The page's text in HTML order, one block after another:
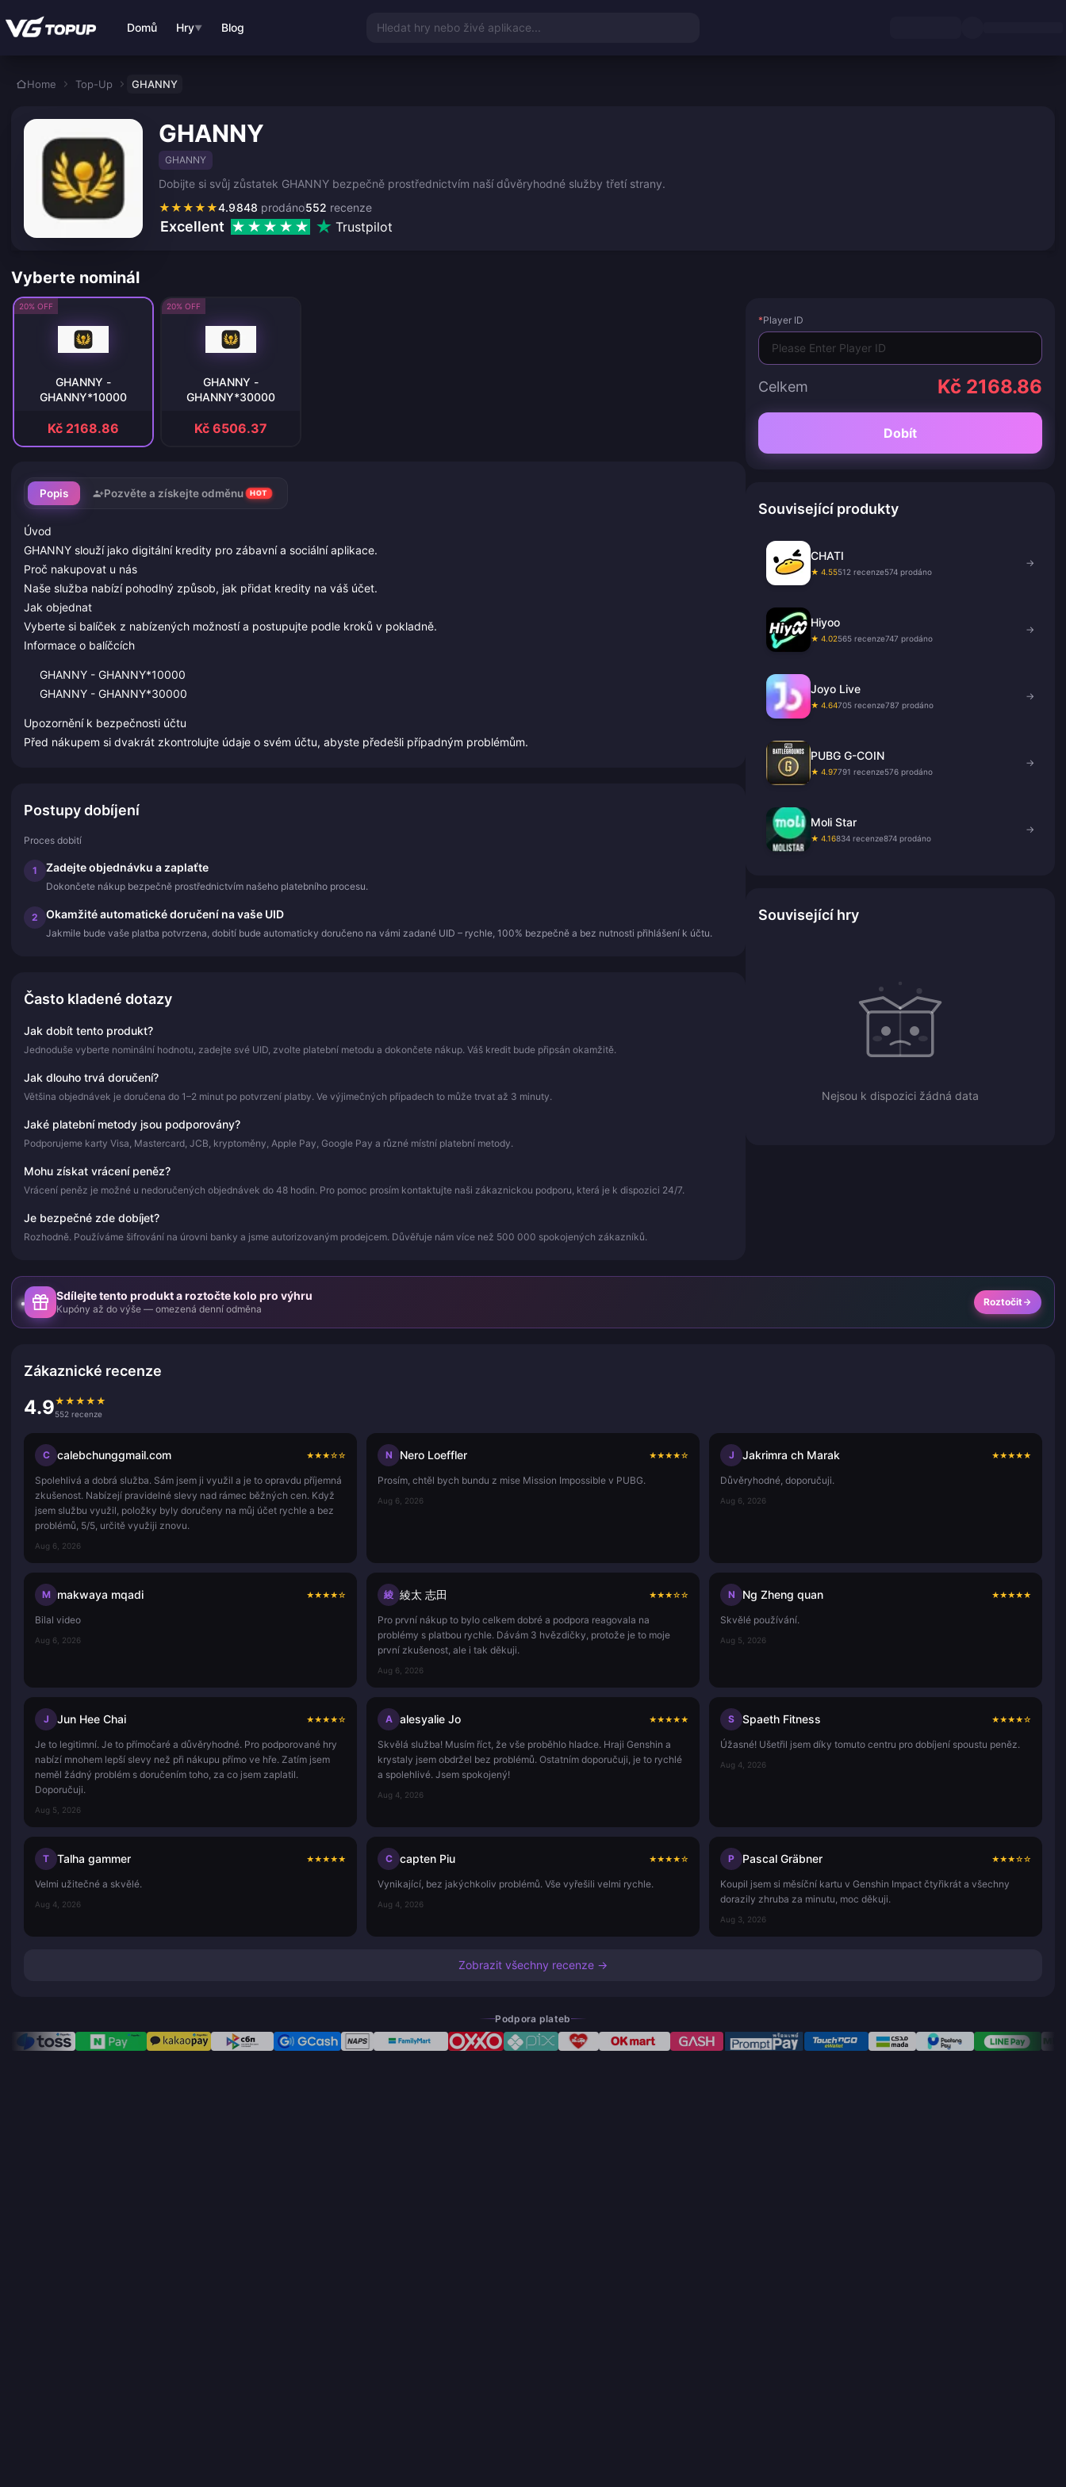
Domů Hry▼ Blog Hledat hry nebo živé aplikace...
Home Top-Up GHANNY
GHANNY
GHANNY
Dobijte si svůj zůstatek GHANNY bezpečně prostřednictvím naší důvěryhodné služby třetí strany.
★★★★★4.9 552 recenze
848 prodáno
Excellent Trustpilot
Vyberte nominál
20% OFF
GHANNY -
GHANNY*10000
Kč 2168.86
20% OFF
GHANNY -
GHANNY*30000
Kč 6506.37
Popis Pozvěte a získejte odměnu HOT
Úvod
GHANNY slouží jako digitální kredity pro zábavní a sociální aplikace.
Proč nakupovat u nás
Naše služba nabízí pohodlný způsob, jak přidat kredity na váš účet.
Jak objednat
Vyberte si balíček z nabízených možností a postupujte podle kroků v pokladně.
Informace o balíčcích
GHANNY - GHANNY*10000
GHANNY - GHANNY*30000
Upozornění k bezpečnosti účtu
Před nákupem si dvakrát zkontrolujte údaje o svém účtu, abyste předešli případným problémům.
Postupy dobíjení
Proces dobití
1 Zadejte objednávku a zaplaťte
Dokončete nákup bezpečně prostřednictvím našeho platebního procesu.
2 Okamžité automatické doručení na vaše UID
Jakmile bude vaše platba potvrzena, dobití bude automaticky doručeno na vámi zadané UID – rychle, 100% bezpečně a bez nutnosti přihlášení k účtu.
Často kladené dotazy
Jak dobít tento produkt?
Jednoduše vyberte nominální hodnotu, zadejte své UID, zvolte platební metodu a dokončete nákup. Váš kredit bude připsán okamžitě.
Jak dlouho trvá doručení?
Většina objednávek je doručena do 1–2 minut po potvrzení platby. Ve výjimečných případech to může trvat až 3 minuty.
Jaké platební metody jsou podporovány?
Podporujeme karty Visa, Mastercard, JCB, kryptoměny, Apple Pay, Google Pay a různé místní platební metody.
Mohu získat vrácení peněz?
Vrácení peněz je možné u nedoručených objednávek do 48 hodin. Pro pomoc prosím kontaktujte naši zákaznickou podporu, která je k dispozici 24/7.
Je bezpečné zde dobíjet?
Rozhodně. Používáme šifrování na úrovni banky a jsme autorizovaným prodejcem. Důvěřuje nám více než 500 000 spokojených zákazníků.
*Player ID
Celkem Kč 2168.86
Dobít
Související produkty
CHATI
★ 4.55512 recenze574 prodáno
→
Hiyoo
★ 4.02565 recenze747 prodáno
→
Joyo Live
★ 4.64705 recenze787 prodáno
→
PUBG G-COIN
★ 4.97791 recenze576 prodáno
→
Moli Star
★ 4.16834 recenze874 prodáno
→
Související hry
Nejsou k dispozici žádná data
Sdílejte tento produkt a roztočte kolo pro výhru
Kupóny až do výše — omezená denní odměna
Roztočit
Zákaznické recenze
4.9★ ★ ★ ★ ★
552 recenze
C calebchunggmail.com ★★★☆☆
Spolehlivá a dobrá služba. Sám jsem ji využil a je to opravdu příjemná
zkušenost. Nabízejí pravidelné slevy nad rámec běžných cen. Když
jsem službu využil, položky byly doručeny na můj účet rychle a bez
problémů, 5/5, určitě využiji znovu.
Aug 6, 2026
N Nero Loeffler ★★★★☆
Prosím, chtěl bych bundu z mise Mission Impossible v PUBG.
Aug 6, 2026
J Jakrimra ch Marak ★★★★★
Důvěryhodné, doporučuji.
Aug 6, 2026
M makwaya mqadi ★★★★☆
Bilal video
Aug 6, 2026
綾 綾太 志田 ★★★☆☆
Pro první nákup to bylo celkem dobré a podpora reagovala na
problémy s platbou rychle. Dávám 3 hvězdičky, protože je to moje
první zkušenost, ale i tak děkuji.
Aug 6, 2026
N Ng Zheng quan ★★★★★
Skvělé používání.
Aug 5, 2026
J Jun Hee Chai ★★★★☆
Je to legitimní. Je to přímočaré a důvěryhodné. Pro podporované hry
nabízí mnohem lepší slevy než při nákupu přímo ve hře. Zatím jsem
neměl žádný problém s doručením toho, za co jsem zaplatil.
Doporučuji.
Aug 5, 2026
A alesyalie Jo ★★★★★
Skvělá služba! Musím říct, že vše proběhlo hladce. Hraji Genshin a
krystaly jsem obdržel bez problémů. Ostatním doporučuji, je to rychlé
a spolehlivé. Jsem spokojený!
Aug 4, 2026
S Spaeth Fitness ★★★★☆
Úžasné! Ušetřil jsem díky tomuto centru pro dobíjení spoustu peněz.
Aug 4, 2026
T Talha gammer ★★★★★
Velmi užitečné a skvělé.
Aug 4, 2026
C capten Piu ★★★★☆
Vynikající, bez jakýchkoliv problémů. Vše vyřešili velmi rychle.
Aug 4, 2026
P Pascal Gräbner ★★★☆☆
Koupil jsem si měsíční kartu v Genshin Impact čtyřikrát a všechny
dorazily zhruba za minutu, moc děkuji.
Aug 3, 2026
Zobrazit všechny recenze →
Podpora plateb